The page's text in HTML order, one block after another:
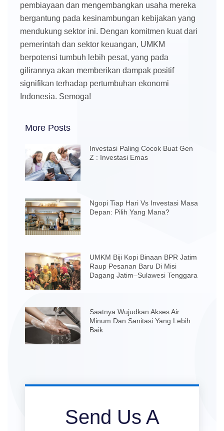
pembiayaan dan mengembangkan usaha mereka
bergantung pada kesinambungan kebijakan yang
mendukung sektor ini. Dengan komitmen kuat dari
pemerintah dan sektor keuangan, UMKM
berpotensi tumbuh lebih pesat, yang pada
gilirannya akan memberikan dampak positif
signifikan terhadap pertumbuhan ekonomi
Indonesia. Semoga!
More Posts
Investasi Paling Cocok Buat Gen
Z : Investasi Emas
Ngopi Tiap Hari Vs Investasi Masa
Depan: Pilih Yang Mana?
UMKM Biji Kopi Binaan BPR Jatim
Raup Pesanan Baru Di Misi
Dagang Jatim–Sulawesi Tenggara
Saatnya Wujudkan Akses Air
Minum Dan Sanitasi Yang Lebih
Baik
Send Us A